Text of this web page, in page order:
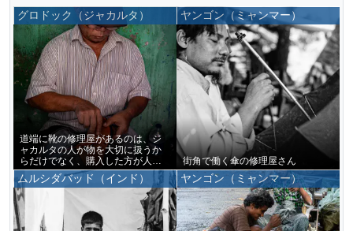
グロドック（ジャカルタ）
道端に靴の修理屋があるのは、ジ
ャカルタの人が物を大切に扱うか
らだけでなく、購入した方が人が
修理よりも高く付くことを示して
いる
ヤンゴン（ミャンマー）
街角で働く傘の修理屋さん
ムルシダバッド（インド） ヤンゴン（ミャンマー）